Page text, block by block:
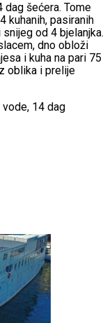
šećera. Tome
kuhanih, pasiranih
od 4 bjelanjka.
dno obloži
i kuha na pari 75
oblika i prelije
14 dag